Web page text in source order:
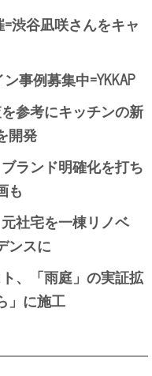
渋谷凪咲さんをキャ
事例募集中=YKKAP
参考にキッチンの新
開発
ランド明確化を打ち
も
社宅を一棟リノベ
ンスに
、「雨庭」の実証拡
」に施工